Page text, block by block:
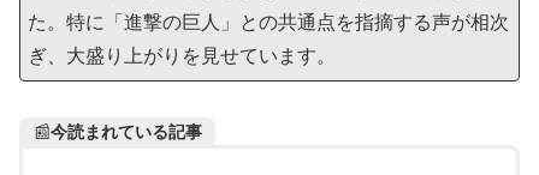
た。特に「進撃の巨人」との共通点を指摘する声が相次
ぎ、大盛り上がりを見せています。
📰今読まれている記事